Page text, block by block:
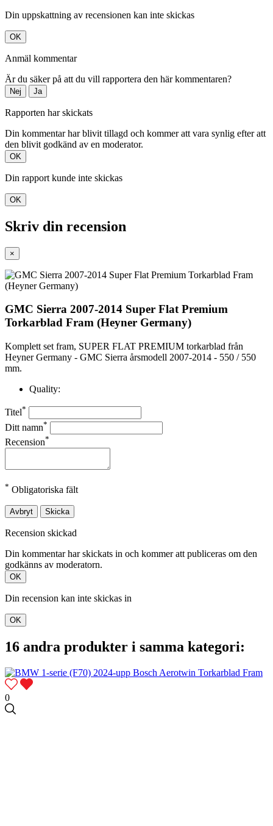
Din uppskattning av recensionen kan inte skickas
OK
Anmäl kommentar
Är du säker på att du vill rapportera den här kommentaren?
Nej Ja
Rapporten har skickats
Din kommentar har blivit tillagd och kommer att vara synlig efter att
den blivit godkänd av en moderator.
OK
Din rapport kunde inte skickas
OK
Skriv din recension
×
GMC Sierra 2007-2014 Super Flat Premium
Torkarblad Fram (Heyner Germany)
Komplett set fram, SUPER FLAT PREMIUM torkarblad från
Heyner Germany - GMC Sierra årsmodell 2007-2014 - 550 / 550
mm.
Quality:
Titel*
Ditt namn*
Recension*
* Obligatoriska fält
Avbryt Skicka
Recension skickad
Din kommentar har skickats in och kommer att publiceras om den
godkänns av moderatorn.
OK
Din recension kan inte skickas in
OK
16 andra produkter i samma kategori:
0